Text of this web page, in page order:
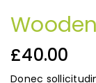
£40.00
Donec